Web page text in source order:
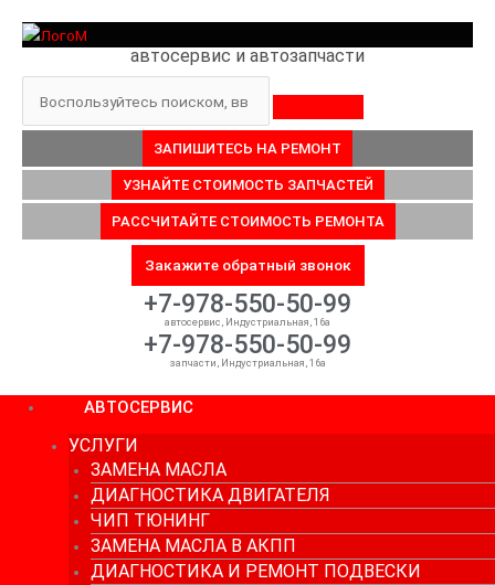
автосервис и автозапчасти
ЗАПИШИТЕСЬ НА РЕМОНТ
УЗНАЙТЕ СТОИМОСТЬ ЗАПЧАСТЕЙ
РАССЧИТАЙТЕ СТОИМОСТЬ РЕМОНТА
Закажите обратный звонок
+7-978-550-50-99
автосервис, Индустриальная, 16а
+7-978-550-50-99
запчасти, Индустриальная, 16а
АВТОСЕРВИС
УСЛУГИ
ЗАМЕНА МАСЛА
ДИАГНОСТИКА ДВИГАТЕЛЯ
ЧИП ТЮНИНГ
ЗАМЕНА МАСЛА В АКПП
ДИАГНОСТИКА И РЕМОНТ ПОДВЕСКИ